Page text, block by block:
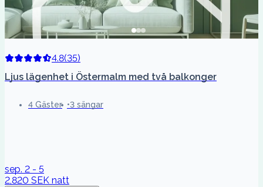
4.8(35)
Ljus lägenhet i Östermalm med två balkonger
4 Gäster 3 sängar
sep. 2 - 5
2,820 SEK natt